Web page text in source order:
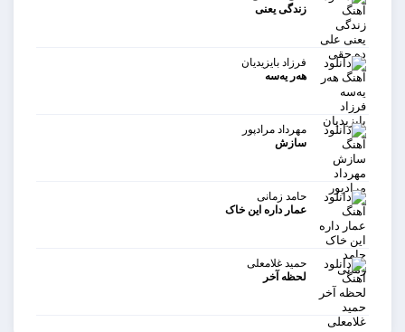
زندگی یعنی
فرزاد بایزیدیان
هه‌ر یه‌سه
مهرداد مرادپور
سازش
حامد زمانی
عمار داره این خاک
حمید غلامعلی
لحظه آخر